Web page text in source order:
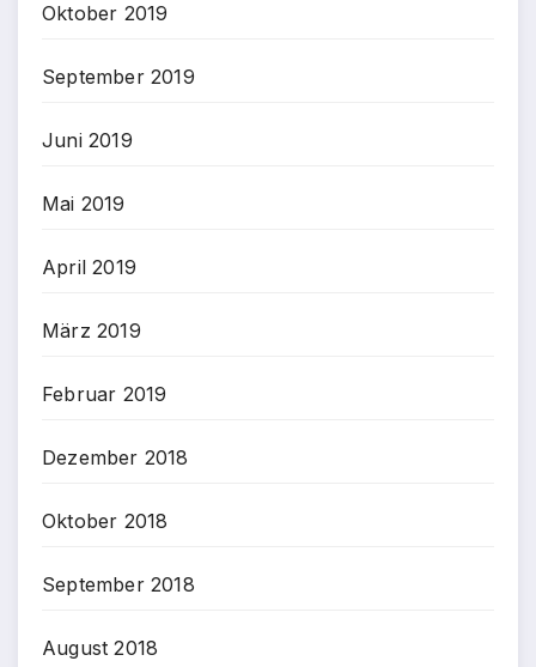
Oktober 2019
September 2019
Juni 2019
Mai 2019
April 2019
März 2019
Februar 2019
Dezember 2018
Oktober 2018
September 2018
August 2018